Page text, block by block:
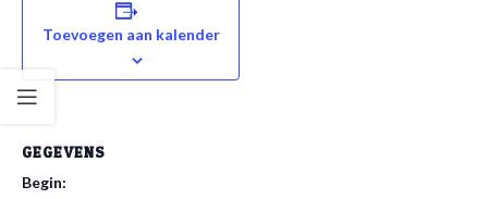
Toevoegen aan kalender
GEGEVENS
Begin: